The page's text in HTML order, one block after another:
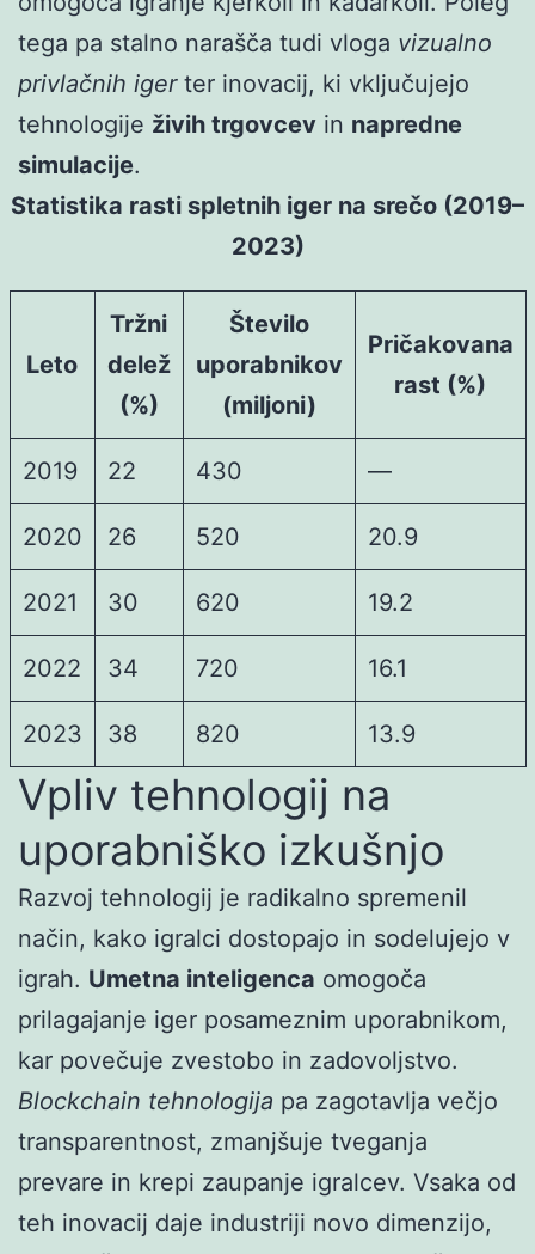
tega pa stalno narašča tudi vloga vizualno
privlačnih igerter inovacij, ki vključujejo
tehnologije živih trgovcev in napredne
simulacije.
Statistika rasti spletnih iger na srečo (2019–
2023)
Leto
Tržni
delež
(%)
Število
uporabnikov
(miljoni)
Pričakovana
rast (%)
2019 22 430 —
2020 26 520 20.9
2021 30 620 19.2
2022 34 720 16.1
2023 38 820 13.9
Vpliv tehnologij na
uporabniško izkušnjo
Razvoj tehnologij je radikalno spremenil
način, kako igralci dostopajo in sodelujejo v
igrah. Umetna inteligenca omogoča
prilagajanje iger posameznim uporabnikom,
kar povečuje zvestobo in zadovoljstvo.
Blockchain tehnologija pa zagotavlja večjo
transparentnost, zmanjšuje tveganja
prevare in krepi zaupanje igralcev. Vsaka od
teh inovacij daje industriji novo dimenzijo,